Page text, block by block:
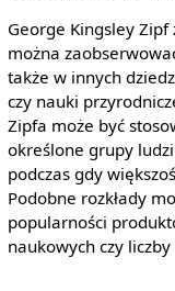
George Kingsley Zipf
można
także w innych
czy nauki
Zipfa może być
określone grupy
podczas gdy
Podobne rozkłady
popularności
naukowych czy